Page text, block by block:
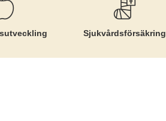
Sjukvårds­försäkring